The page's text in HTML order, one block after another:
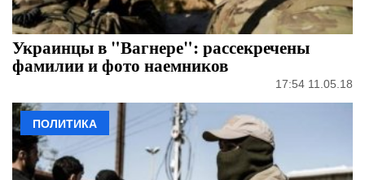
Украинцы в "Вагнере": рассекречены
фамилии и фото наемников
17:54 11.05.18
ПОЛИТИКА